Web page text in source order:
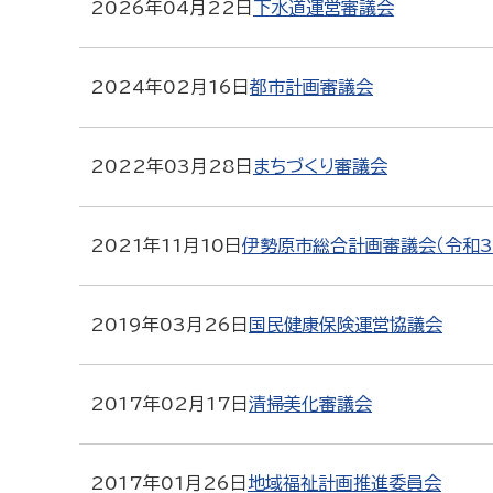
2026年04月22日 下水道運営審議会
2024年02月16日 都市計画審議会
2022年03月28日 まちづくり審議会
2021年11月10日 伊勢原市総合計画審議会（令和3
2019年03月26日 国民健康保険運営協議会
2017年02月17日 清掃美化審議会
2017年01月26日 地域福祉計画推進委員会